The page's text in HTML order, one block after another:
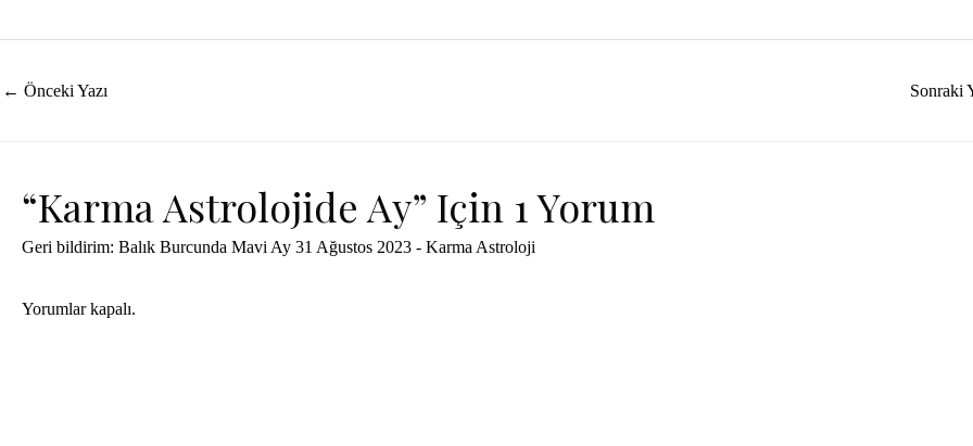
Yazı
← Önceki Yazı Sonraki
“Karma Astrolojide Ay” Için 1 Yorum
Geri bildirim: Balık Burcunda Mavi Ay 31 Ağustos 2023 - Karma Astroloji
Yorumlar kapalı.